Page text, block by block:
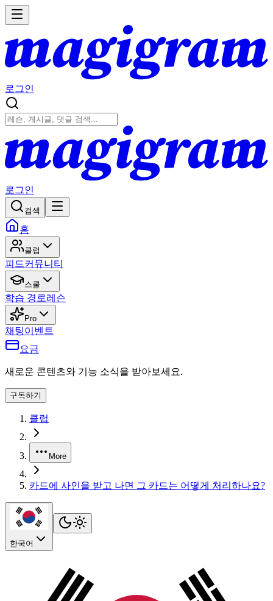
로그인
로그인
검색
홈
클럽
피드커뮤니티
스쿨
학습 경로레슨
Pro
채팅이벤트
요금
새로운 콘텐츠와 기능 소식을 받아보세요.
구독하기
클럽
More
카드에 사인을 받고 나면 그 카드는 어떻게 처리하나요?
한국어